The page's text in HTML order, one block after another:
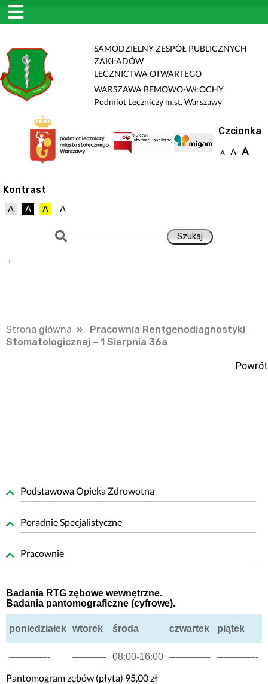
SAMODZIELNY ZESPÓŁ PUBLICZNYCH
ZAKŁADÓW
LECZNICTWA OTWARTEGO
WARSZAWA BEMOWO-WŁOCHY
Podmiot Leczniczy m.st. Warszawy
Czcionka
A A A
Kontrast
A A A A
→
Strona główna » Pracownia Rentgenodiagnostyki
Stomatologicznej – 1 Sierpnia 36a
Powrót
Podstawowa Opieka Zdrowotna
Poradnie Specjalistyczne
Pracownie
Badania RTG zębowe wewnętrzne.
Badania pantomograficzne (cyfrowe).
poniedziałek wtorek środa czwartek piątek
————- ———– 08:00-16:00 ————- ————-
Pantomogram zębów (płyta) 95,00 zł